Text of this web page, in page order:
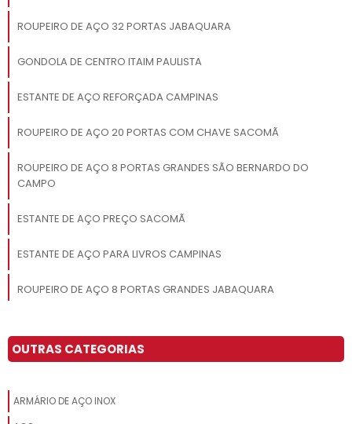
ROUPEIRO DE AÇO 32 PORTAS JABAQUARA
GONDOLA DE CENTRO ITAIM PAULISTA
ESTANTE DE AÇO REFORÇADA CAMPINAS
ROUPEIRO DE AÇO 20 PORTAS COM CHAVE SACOMÃ
ROUPEIRO DE AÇO 8 PORTAS GRANDES SÃO BERNARDO DO
CAMPO
ESTANTE DE AÇO PREÇO SACOMÃ
ESTANTE DE AÇO PARA LIVROS CAMPINAS
ROUPEIRO DE AÇO 8 PORTAS GRANDES JABAQUARA
ARMÁRIO DE AÇO DE ESCRITÓRIO ITAIM PAULISTA
ESTANTE DE AÇO PARA ARQUIVO MORTO JABAQUARA
OUTRAS CATEGORIAS
ARMÁRIO DE AÇO INOX